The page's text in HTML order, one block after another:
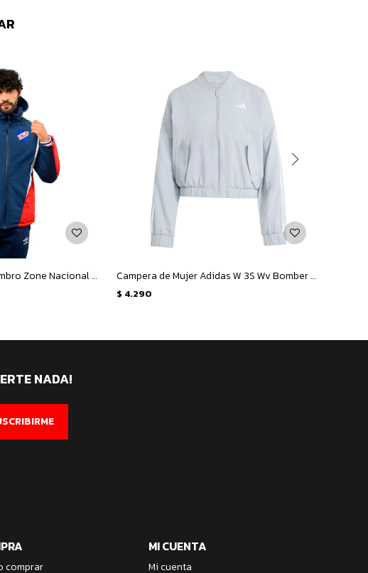
Campera de Hombre Umbro Zone Nacional - Azul Campera de Mujer Adidas W 3S Wv Bomber - Gris - Blanco
$ 4.290
comprar
MI CUENTA
Mi cuenta
NADA!